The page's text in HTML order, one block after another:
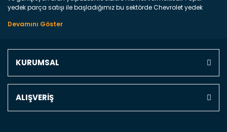
yedek parça satışı ile başladığımız bu sektörde Chevrolet yedek
marka araçların ve FCA Grubun Fiat ve Alfa Romeo yedek parça
Türkiyenin 4 bir yanına ve uluslarası dünyanın dört bir yanına
parça gelebilir ancak bunları biraz toparlarsak aşağıda belirttiğimiz
KURUMSAL
ALIŞVERİŞ